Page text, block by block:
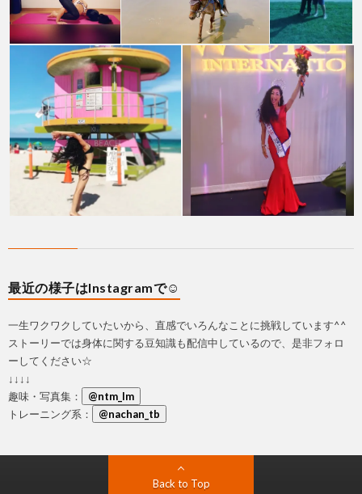
最近の様子はInstagramで☺
一生ワクワクしていたいから、直感でいろんなことに挑戦しています^^
ストーリーでは身体に関する豆知識も配信中しているので、是非フォロ
ーしてください☆
↓↓↓↓
趣味・写真集：
@ntm_lm
トレーニング系：
@nachan_tb
Back to Top